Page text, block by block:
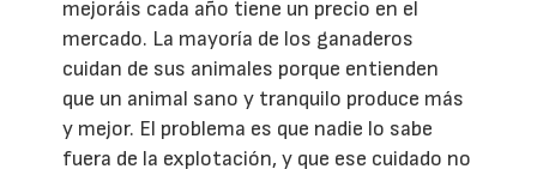
mejoráis cada año tiene un precio en el
mercado. La mayoría de los ganaderos
cuidan de sus animales porque entienden
que un animal sano y tranquilo produce más
y mejor. El problema es que nadie lo sabe
fuera de la explotación, y que ese cuidado no